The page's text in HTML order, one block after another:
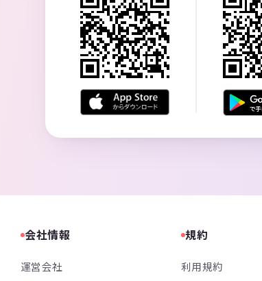
会社情報
運営会社
規約
利用規約